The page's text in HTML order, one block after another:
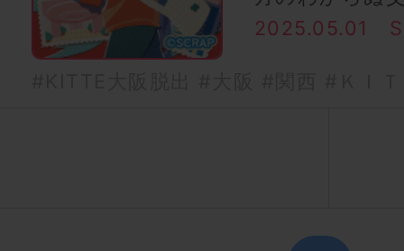
2025.05.01